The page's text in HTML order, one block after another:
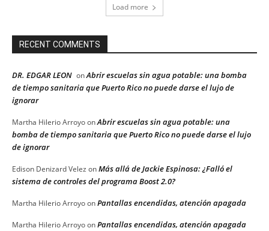
Load more
RECENT COMMENTS
DR. EDGAR LEON onAbrir escuelas sin agua potable: una bomba
de tiempo sanitaria que Puerto Rico no puede darse el lujo de
ignorar
Martha Hilerio ArroyoonAbrir escuelas sin agua potable: una
bomba de tiempo sanitaria que Puerto Rico no puede darse el lujo
de ignorar
Edison Denizard Velez onMás allá de Jackie Espinosa: ¿Falló el
sistema de controles del programa Boost 2.0?
Martha Hilerio ArroyoonPantallas encendidas, atención apagada
Martha Hilerio ArroyoonPantallas encendidas, atención apagada